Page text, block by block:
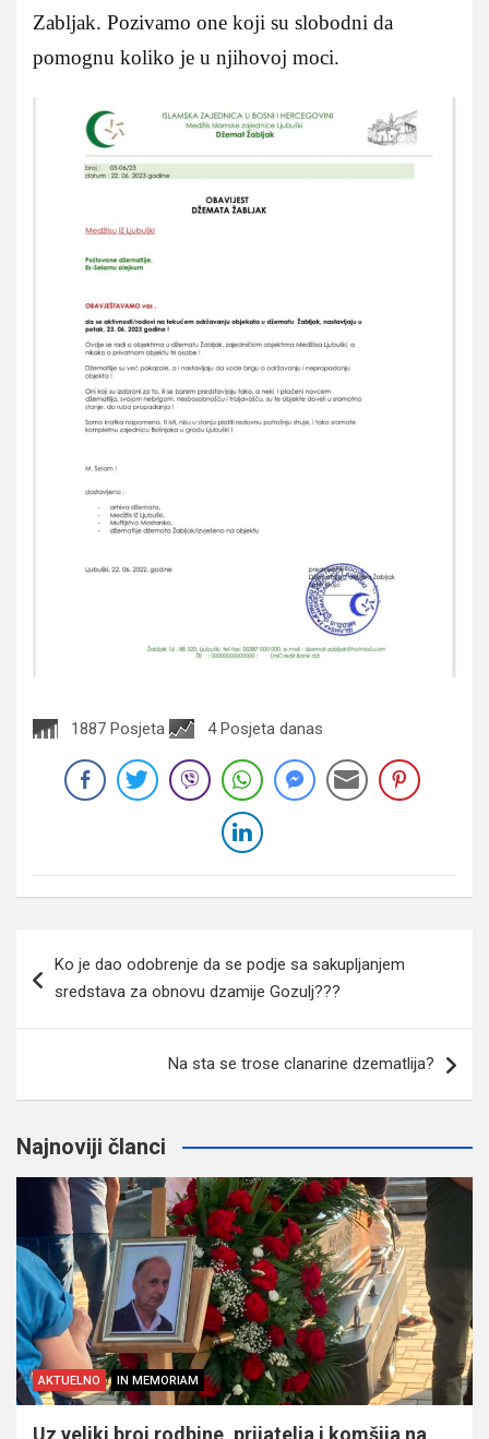
Zabljak. Pozivamo one koji su slobodni da
pomognu koliko je u njihovoj moci.
1887 Posjeta 4 Posjeta danas
članaka
Ko je dao odobrenje da se podje sa sakupljanjem
sredstava za obnovu dzamije Gozulj???
Na sta se trose clanarine dzematlija?
Najnoviji članci
AKTUELNO IN MEMORIAM
Uz veliki broj rodbine, prijatelja i komšija na